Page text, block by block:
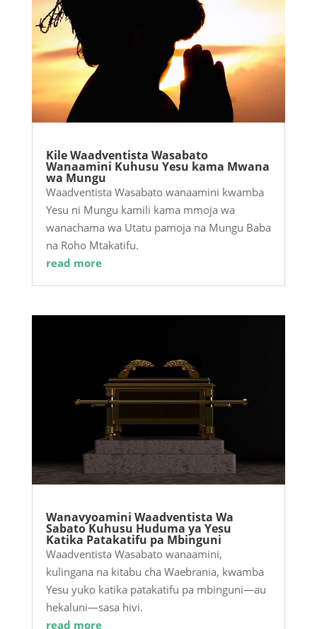
Kile Waadventista Wasabato
Wanaamini Kuhusu Yesu kama Mwana
wa Mungu
Waadventista Wasabato wanaamini kwamba
Yesu ni Mungu kamili kama mmoja wa
wanachama wa Utatu pamoja na Mungu Baba
na Roho Mtakatifu.
read more
Wanavyoamini Waadventista Wa
Sabato Kuhusu Huduma ya Yesu
Katika Patakatifu pa Mbinguni
Waadventista Wasabato wanaamini,
kulingana na kitabu cha Waebrania, kwamba
Yesu yuko katika patakatifu pa mbinguni—au
hekaluni—sasa hivi.
read more